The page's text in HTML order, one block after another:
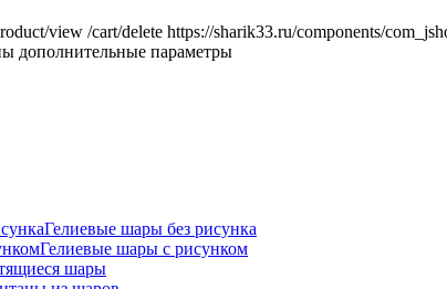
view /cart/delete https://sharik33.ru/components/
дополнительные параметры
Гелиевые шары без рисунка
Гелиевые шары с рисунком
шары